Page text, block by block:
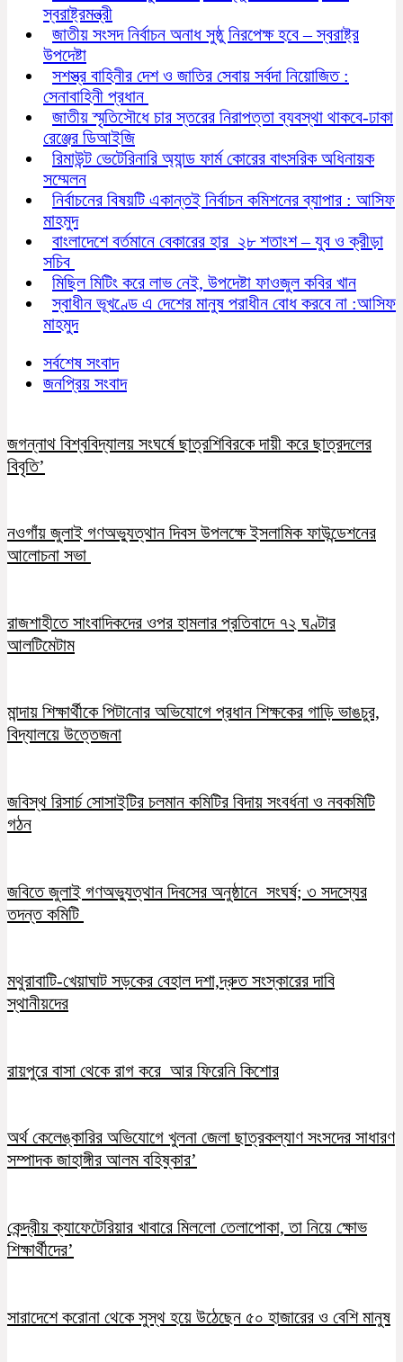
স্বরাষ্ট্রমন্ত্রী
জাতীয় সংসদ নির্বাচন অনাধ সুষ্ঠু নিরপেক্ষ হবে – স্বরাষ্ট্র
উপদেষ্টা
সশস্ত্র বাহিনীর দেশ ও জাতির সেবায় সর্বদা নিয়োজিত :
সেনাবাহিনী প্রধান
জাতীয় স্মৃতিসৌধে চার স্তরের নিরাপত্তা ব্যবস্থা থাকবে-ঢাকা
রেঞ্জের ডিআইজি
রিমাউন্ট ভেটেরিনারি অ্যান্ড ফার্ম কোরের বাৎসরিক অধিনায়ক
সম্মেলন
নির্বাচনের বিষয়টি একান্তই নির্বাচন কমিশনের ব্যাপার : আসিফ
মাহমুদ
বাংলাদেশে বর্তমানে বেকারের হার ২৮ শতাংশ – যুব ও ক্রীড়া
সচিব
মিছিল মিটিং করে লাভ নেই, উপদেষ্টা ফাওজুল কবির খান
স্বাধীন ভূখণ্ডে এ দেশের মানুষ পরাধীন বোধ করবে না :আসিফ
মাহমুদ
সর্বশেষ সংবাদ
জনপ্রিয় সংবাদ
জগন্নাথ বিশ্ববিদ্যালয় সংঘর্ষে ছাত্রশিবিরকে দায়ী করে ছাত্রদলের
বিবৃতি’
নওগাঁয় জুলাই গণঅভ্যুত্থান দিবস উপলক্ষে ইসলামিক ফাউন্ডেশনের
আলোচনা সভা
রাজশাহীতে সাংবাদিকদের ওপর হামলার প্রতিবাদে ৭২ ঘণ্টার
আলটিমেটাম
মান্দায় শিক্ষার্থীকে পিটানোর অভিযোগে প্রধান শিক্ষকের গাড়ি ভাঙচুর,
বিদ্যালয়ে উত্তেজনা
জবিস্থ রিসার্চ সোসাইটির চলমান কমিটির বিদায় সংবর্ধনা ও নবকমিটি
গঠন
জবিতে জুলাই গণঅভ্যুত্থান দিবসের অনুষ্ঠানে সংঘর্ষ; ৩ সদস্যের
তদন্ত কমিটি
মথুরাবাটি-খেয়াঘাট সড়কের বেহাল দশা,দ্রুত সংস্কারের দাবি
স্থানীয়দের
রায়পুরে বাসা থেকে রাগ করে আর ফিরেনি কিশোর
অর্থ কেলেঙ্কারির অভিযোগে খুলনা জেলা ছাত্রকল্যাণ সংসদের সাধারণ
সম্পাদক জাহাঙ্গীর আলম বহিষ্কার’
কেন্দ্রীয় ক্যাফেটেরিয়ার খাবারে মিললো তেলাপোকা, তা নিয়ে ক্ষোভ
শিক্ষার্থীদের’
সারাদেশে করোনা থেকে সুস্থ হয়ে উঠেছেন ৫০ হাজারের ও বেশি মানুষ